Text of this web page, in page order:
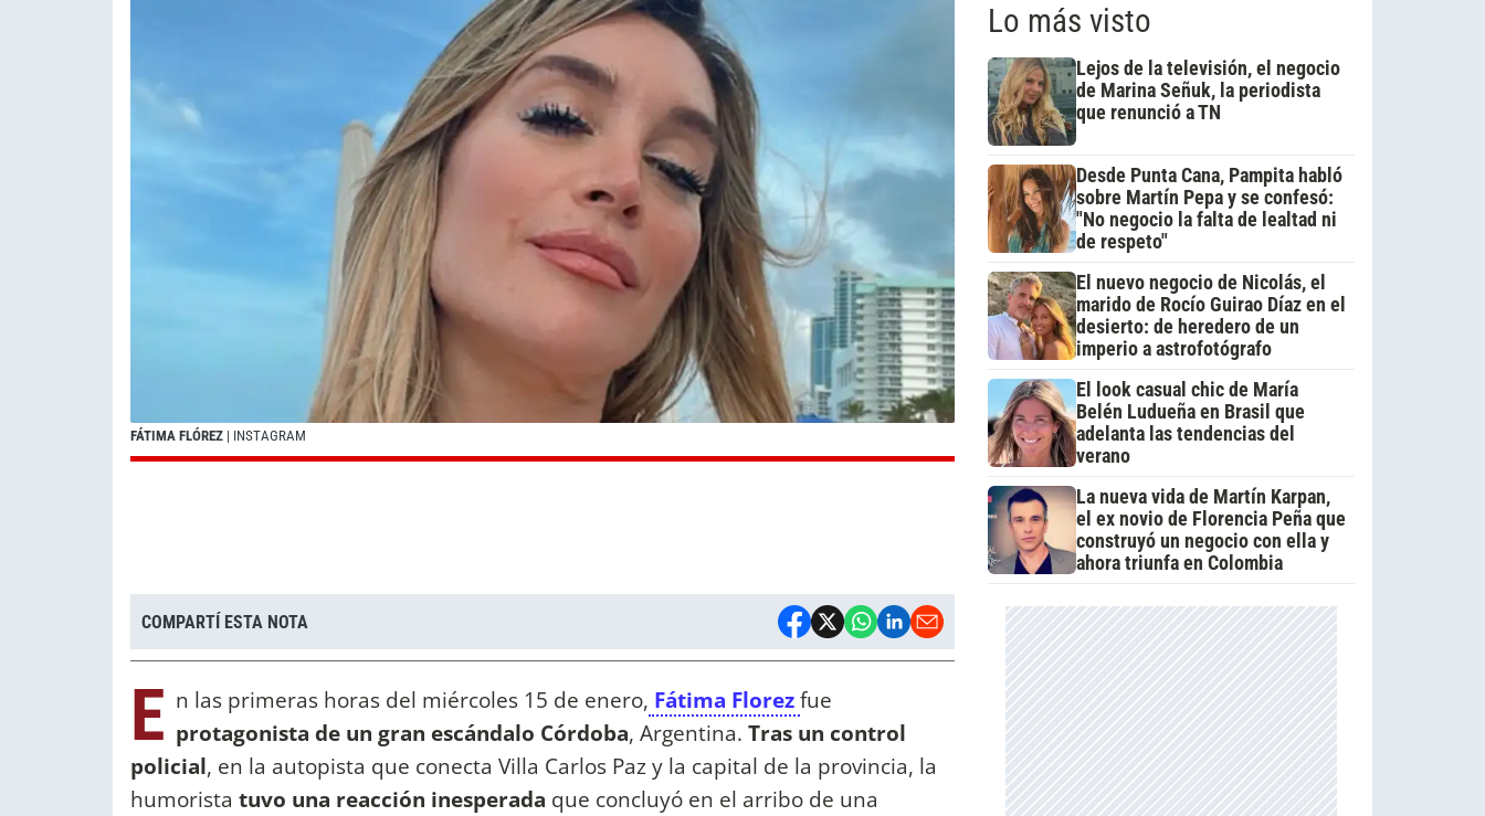
FÁTIMA FLÓREZ | INSTAGRAM
COMPARTÍ ESTA NOTA
E n las primeras horas del miércoles 15 de enero, Fátima Florezfue
protagonista de un gran escándalo Córdoba, Argentina. Tras un control
policial, en la autopista que conecta Villa Carlos Paz y la capital de la provincia, la
humorista tuvo una reacción inesperada que concluyó en el arribo de una
Lo más visto
Lejos de la televisión, el negocio
de Marina Señuk, la periodista
que renunció a TN
Desde Punta Cana, Pampita habló
sobre Martín Pepa y se confesó:
"No negocio la falta de lealtad ni
de respeto"
El nuevo negocio de Nicolás, el
marido de Rocío Guirao Díaz en el
desierto: de heredero de un
imperio a astrofotógrafo
El look casual chic de María
Belén Ludueña en Brasil que
adelanta las tendencias del
verano
La nueva vida de Martín Karpan,
el ex novio de Florencia Peña que
construyó un negocio con ella y
ahora triunfa en Colombia